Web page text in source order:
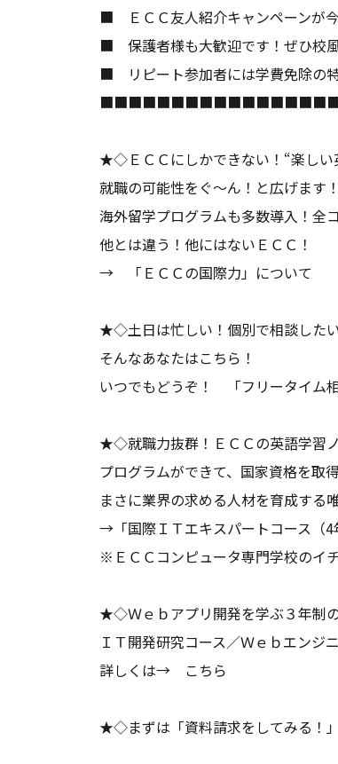
■ ＥＣＣ友人紹介キャンペ
■ 保護者様も大歓迎です！ぜひ校
■ リピート参加者には学費
★◇ＥＣＣにしかできない！“楽しい
就職の可能性をぐ～ん！と広げます
海外留学プログラムも多数導入！全
他とは違う！他にはないＥＣＣ！
→
「ＥＣＣの国際力」 について
★◇土日は忙しい！個別で相談した
そんなあなたはこちら！
いつでもどうぞ！
「フリータイム
★◇就職力抜群！ＥＣＣの英語学習
プログラムができて、国家資格を取
まさに業界の求める人材を育成する
→ 「国際ＩＴエキスパートコース（4
※ＥＣＣコンピュータ専門学校のイ
★◇Ｗｅｂアプリ開発を学ぶ３年制
ＩＴ開発研究コース／Ｗｅｂエンジ
詳しくは→ こちら
★◇まずは 「資料請求をしてみる！」